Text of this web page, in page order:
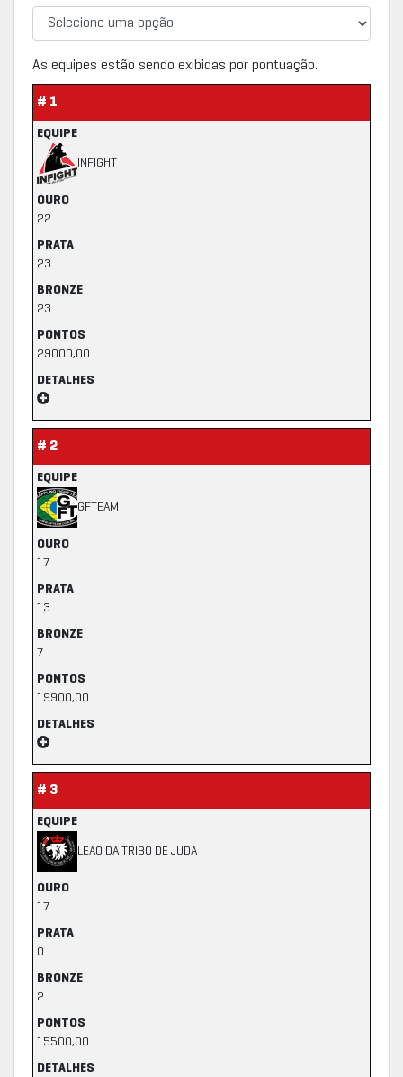
As equipes estão sendo exibidas por pontuação.
# 1
EQUIPE
INFIGHT
OURO
22
PRATA
23
BRONZE
23
PONTOS
29000,00
DETALHES
# 2
EQUIPE
GFTEAM
OURO
17
PRATA
13
BRONZE
7
PONTOS
19900,00
DETALHES
# 3
EQUIPE
LEAO DA TRIBO DE JUDA
OURO
17
PRATA
0
BRONZE
2
PONTOS
15500,00
DETALHES